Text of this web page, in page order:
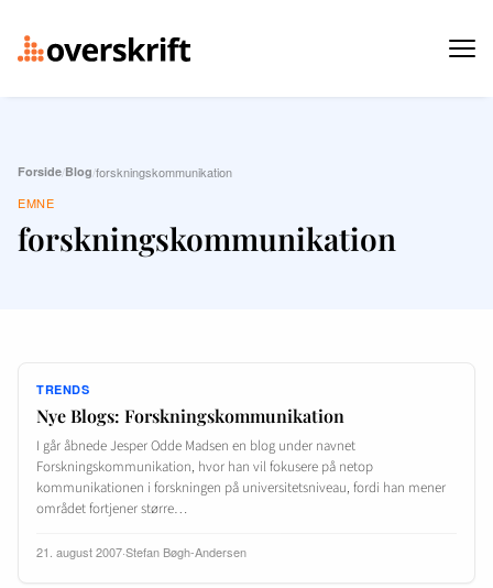
Forside/Blog/forskningskommunikation
EMNE
forskningskommunikation
TRENDS
Nye Blogs: Forskningskommunikation
I går åbnede Jesper Odde Madsen en blog under navnet
Forskningskommunikation, hvor han vil fokusere på netop
kommunikationen i forskningen på universitetsniveau, fordi han mener
området fortjener større…
21. august 2007·Stefan Bøgh-Andersen